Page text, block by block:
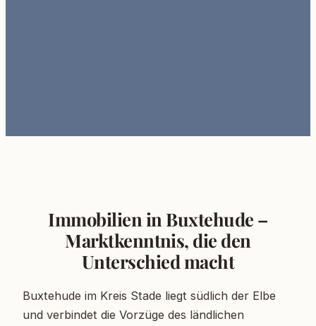
Immobilien in Buxtehude –
Marktkenntnis, die den
Unterschied macht
Buxtehude im Kreis Stade liegt südlich der Elbe
und verbindet die Vorzüge des ländlichen